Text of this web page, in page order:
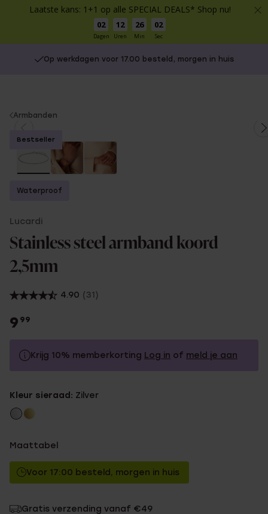
Laatste kans: 1+1 op alle SPECIAL DEALS* Shop nu!
02
Dagen
12
Uren
26
Min
02
Sec
Op werkdagen voor 17.00 besteld, morgen in huis
You
here:
Armbanden
Bestseller
Waterproof
Lucardi
Stainless steel armband koord
2,5mm
4.90 (31)
9 99
Krijg 10% memberkorting Log in of meld je aan
Zonder memberkorting
Kleur sieraad: Zilver
Maattabel
Voor 17:00 besteld, morgen in huis
Gratis verzending vanaf €49